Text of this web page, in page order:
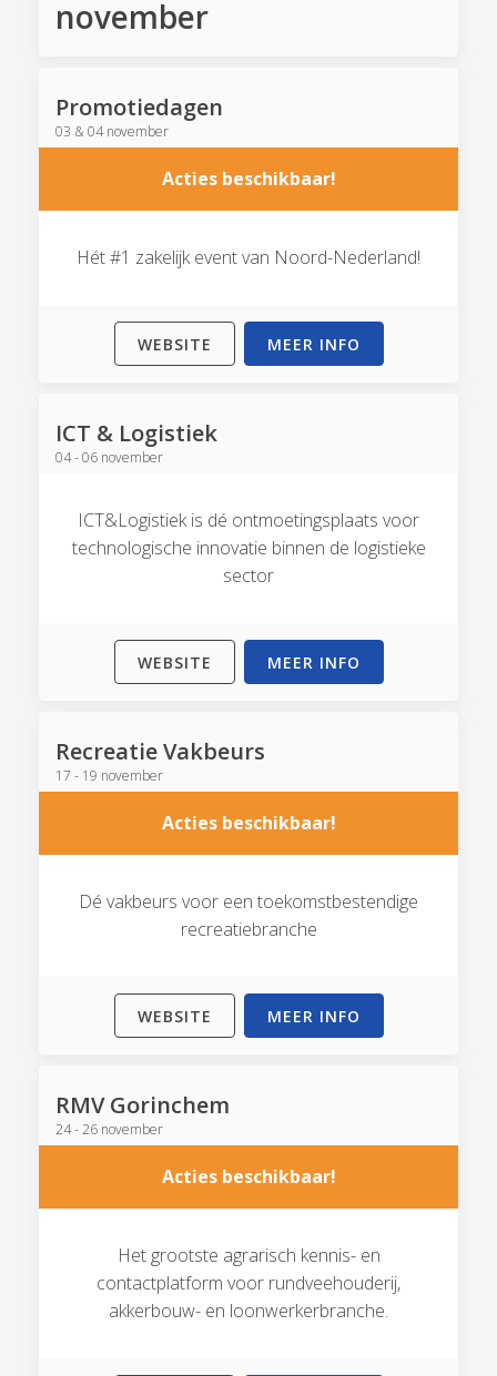
november
Promotiedagen
Acties beschikbaar!
03 & 04 november
Hét #1 zakelijk event van Noord-Nederland!
WEBSITE MEER INFO
ICT & Logistiek
04 - 06 november
ICT&Logistiek is dé ontmoetingsplaats voor
technologische innovatie binnen de logistieke
sector
WEBSITE MEER INFO
Recreatie Vakbeurs
Acties beschikbaar!
17 - 19 november
Dé vakbeurs voor een toekomstbestendige
recreatiebranche
WEBSITE MEER INFO
RMV Gorinchem
Acties beschikbaar!
24 - 26 november
Het grootste agrarisch kennis- en
contactplatform voor rundveehouderij,
akkerbouw- en loonwerkerbranche.